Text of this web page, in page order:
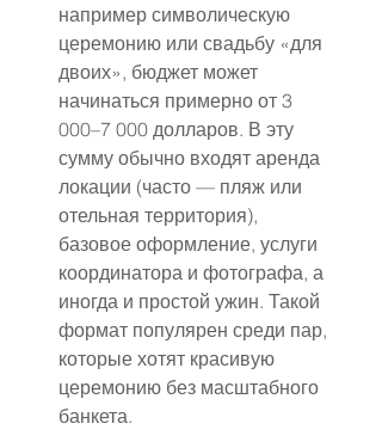
например символическую
церемонию или свадьбу «для
двоих», бюджет может
начинаться примерно от 3
000–7 000 долларов. В эту
сумму обычно входят аренда
локации (часто — пляж или
отельная территория),
базовое оформление, услуги
координатора и фотографа, а
иногда и простой ужин. Такой
формат популярен среди пар,
которые хотят красивую
церемонию без масштабного
банкета.